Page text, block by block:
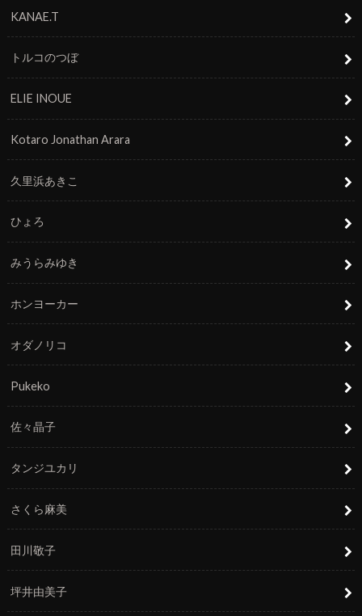
KANAE.T
トルコのつぼ
ELIE INOUE
Kotaro Jonathan Arara
久里浜あきこ
ひょろ
みうらみゆき
ホンヨーカー
オダノリコ
Pukeko
佐々晶子
タンジユカリ
さくら麻美
田川敬子
坪井由美子